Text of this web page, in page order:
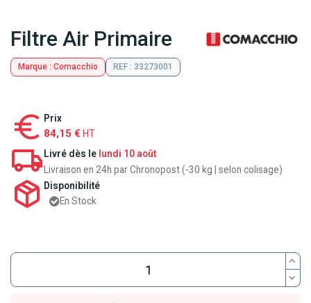
Filtre Air Primaire
Marque : Comacchio REF : 33273001
Prix
84,15 € HT
Livré dès le lundi 10 août
Livraison en 24h par Chronopost (-30 kg | selon colisage)
Disponibilité
En Stock